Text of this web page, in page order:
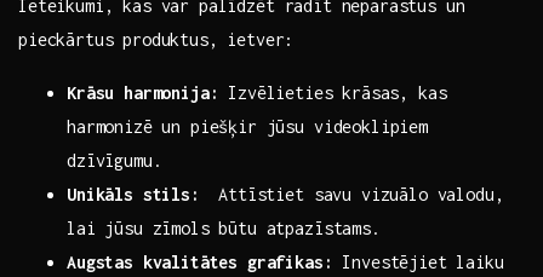
Ieteikumi, kas var palīdzēt radīt neparastus un
pieckārtus produktus,⁣ ietver:
Krāsu harmonija:
Izvēlieties⁣ krāsas, kas
harmonizē un piešķir jūsu videoklipiem
dzīvīgumu.
Unikāls stils:
⁣ Attīstiet savu vizuālo valodu,
lai‍ jūsu zīmols būtu atpazīstams.
Augstas kvalitātes grafikas:
Investējiet laiku